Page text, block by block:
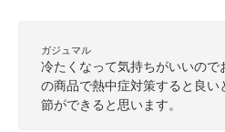
ガジュマル
冷たくなって気持ちがいいの
の商品で熱中症対策すると良
節ができると思います。